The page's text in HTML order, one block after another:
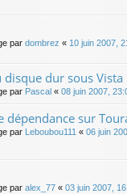
par dombrez « 10 juin 2007,
disque dur sous Vista
par Pascal « 08 juin 2007,
dépendance sur
par Leboubou111 « 06 juin
par alex_77 « 03 juin 2007,